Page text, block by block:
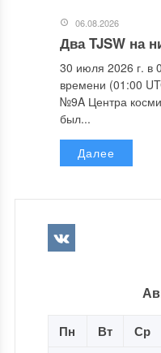
06.08.2026
Два TJSW на
30 июля 2026 г. в
времени (01:00
№9A Центра
был...
Далее
Пн Вт Ср